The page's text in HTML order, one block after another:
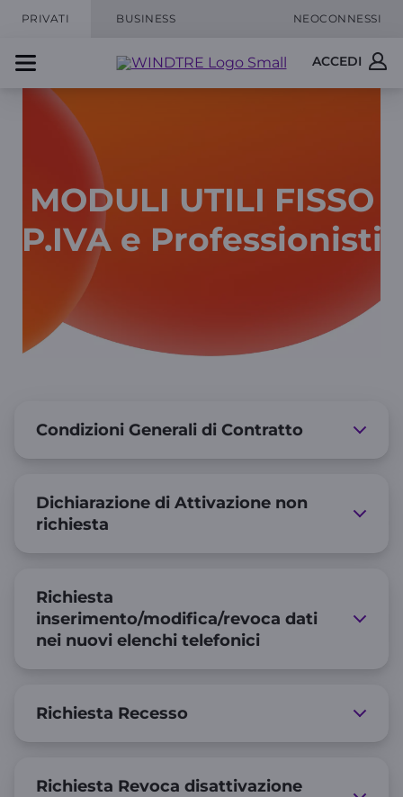
PRIVATI BUSINESS NEOCONNESSI
ACCEDI
MODULI UTILI FISSO
P.IVA e Professionisti
Condizioni Generali di Contratto
Dichiarazione di Attivazione non
richiesta
Richiesta
inserimento/modifica/revoca dati
nei nuovi elenchi telefonici
Richiesta Recesso
Richiesta Revoca disattivazione